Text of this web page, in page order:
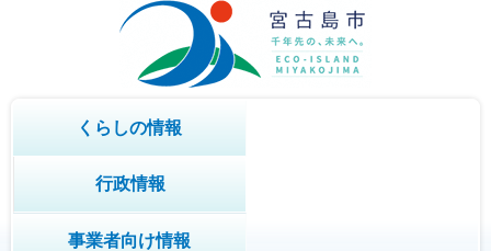
くらしの情報
行政情報
事業者向け情報